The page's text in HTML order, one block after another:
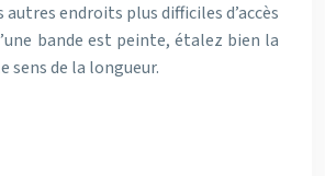
endroits plus difficiles d’accès
bande est peinte, étalez bien la
sens de la longueur.